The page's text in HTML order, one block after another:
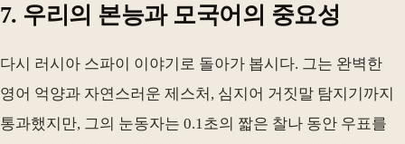
7. 우리의 본능과 모국어의 중요성
다시 러시아 스파이 이야기로 돌아가 봅시다. 그는 완벽한
영어 억양과 자연스러운 제스처, 심지어 거짓말 탐지기까지
통과했지만, 그의 눈동자는 0.1초의 짧은 찰나 동안 우표를